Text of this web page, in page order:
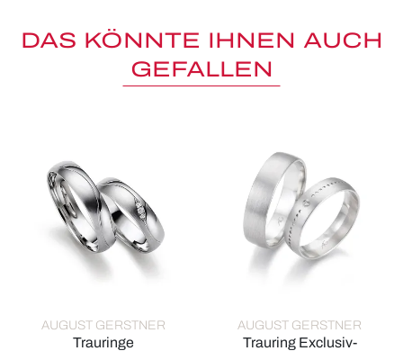
DAS KÖNNTE IHNEN AUCH
GEFALLEN
AUGUST GERSTNER
Trauringe
AUGUST GERSTNER
Trauring Exclusiv-